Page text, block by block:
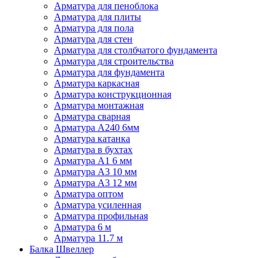
Арматура для пеноблока
Арматура для плиты
Арматура для пола
Арматура для стен
Арматура для столбчатого фундамента
Арматура для строительства
Арматура для фундамента
Арматура каркасная
Арматура конструкционная
Арматура монтажная
Арматура сварная
Арматура А240 6мм
Арматура катанка
Арматура в бухтах
Арматура А1 6 мм
Арматура А3 10 мм
Арматура А3 12 мм
Арматура оптом
Арматура усиленная
Арматура профильная
Арматура 6 м
Арматура 11.7 м
Балка Швеллер